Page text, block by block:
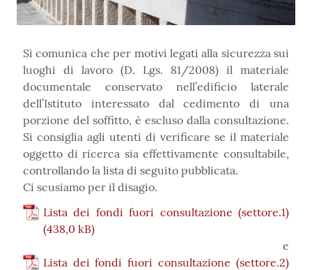
Si comunica che per motivi legati alla sicurezza sui
luoghi di lavoro (D. Lgs. 81/2008) il materiale
documentale conservato nell’edificio laterale
dell’Istituto interessato dal cedimento di una
porzione del soffitto, è escluso dalla consultazione.
Si consiglia agli utenti di verificare se il materiale
oggetto di ricerca sia effettivamente consultabile,
controllando la lista di seguito pubblicata.
Ci scusiamo per il disagio.
Lista dei fondi fuori consultazione (settore.1)
e
Lista dei fondi fuori consultazione (settore.2)